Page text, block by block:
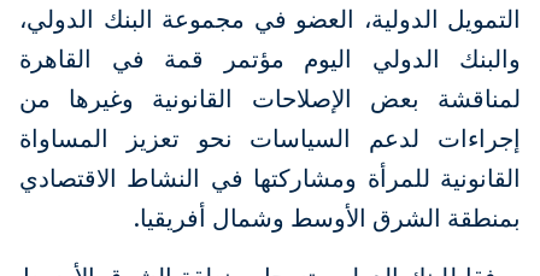
التمويل الدولية، العضو في مجموعة البنك الدولي،
والبنك الدولي اليوم مؤتمر قمة في القاهرة
لمناقشة بعض الإصلاحات القانونية وغيرها من
إجراءات لدعم السياسات نحو تعزيز المساواة
القانونية للمرأة ومشاركتها في النشاط الاقتصادي
بمنطقة الشرق الأوسط وشمال أفريقيا.